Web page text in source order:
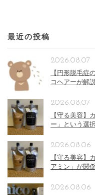
最近の投稿
【円形脱毛症
コヘアーが解
2026.08.07
【守る美容】
ー」という選
2026.08.07
【守る美容】
アミン」が関
2026.08.06
2026.08.06